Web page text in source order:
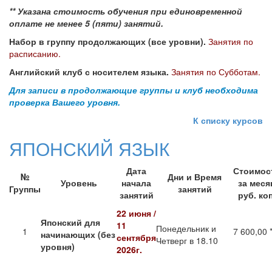
** Указана стоимость обучения при единовременной
оплате не менее 5 (пяти) занятий.
Набор в группу продолжающих (все уровни). Занятия по
расписанию.
Английский клуб с носителем языка. Занятия по Субботам.
Для записи в продолжающие группы и клуб необходима
проверка Вашего уровня.
К списку курсов
ЯПОНСКИЙ ЯЗЫК
№
Группы
Уровень
Дата
начала
занятий
Дни и Время
занятий
за
руб.
1
Японский для
начинающих (без
уровня)
22 июня /
11
сентября
2026г.
Понедельник и
Четверг в 18.10
7 600,00 *